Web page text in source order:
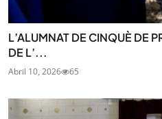
L’ALUMNAT DE CINQUÈ DE
DE L’...
Abril 10, 2026 65